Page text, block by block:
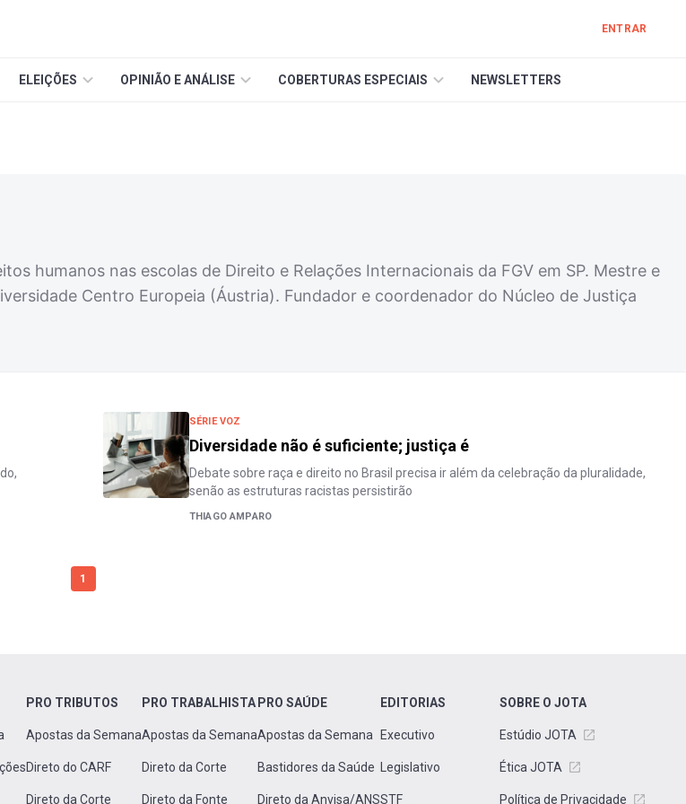
ENTRAR
ELEIÇÕES OPINIÃO E ANÁLISE COBERTURAS ESPECIAIS NEWSLETTERS
humanos nas escolas de Direito e Relações Internacionais da FGV em SP. Mestre e
Centro Europeia (Áustria). Fundador e coordenador do Núcleo de Justiça
SÉRIE VOZ
Diversidade não é suficiente; justiça é
Debate sobre raça e direito no Brasil precisa ir além da celebração da pluralidade,
senão as estruturas racistas persistirão
THIAGO AMPARO
1
PRO TRIBUTOS
Apostas da Semana
Direto do CARF
Direto da Corte
PRO TRABALHISTA
Apostas da Semana
Direto da Corte
Direto da Fonte
PRO SAÚDE
Apostas da Semana
Bastidores da Saúde
Direto da Anvisa/ANS
EDITORIAS
Executivo
Legislativo
STF
SOBRE O JOTA
Estúdio JOTA
Ética JOTA
Política de Privacidade